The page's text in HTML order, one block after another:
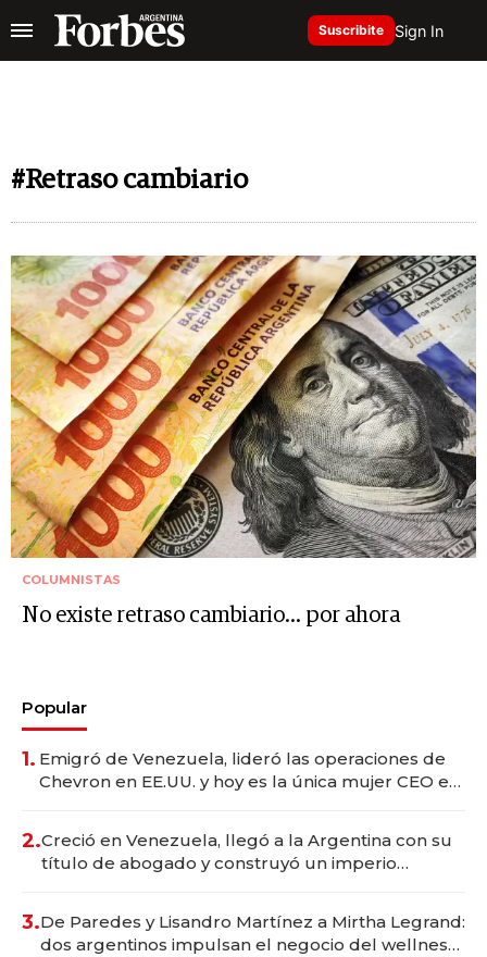
Suscribite Sign In
#Retraso cambiario
COLUMNISTAS
No existe retraso cambiario... por ahora
Popular
1. Emigró de Venezuela, lideró las operaciones de
Chevron en EE.UU. y hoy es la única mujer CEO en
2.Creció en Venezuela, llegó a la Argentina con su
título de abogado y construyó un imperio
3.De Paredes y Lisandro Martínez a Mirtha Legrand:
dos argentinos impulsan el negocio del wellness